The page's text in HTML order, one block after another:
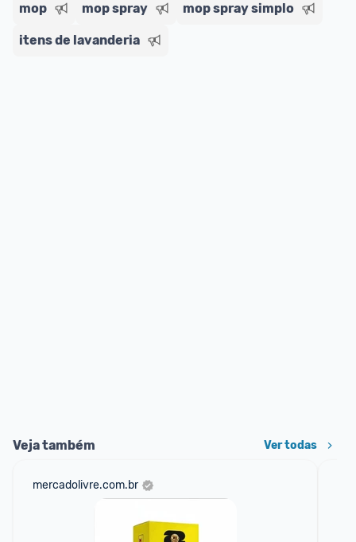
mop
mop spray mop spray simplo
itens de lavanderia
Veja também Ver todas
mercadolivre.com.br